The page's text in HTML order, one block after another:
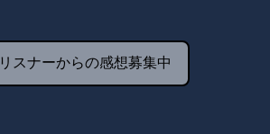
リスナーからの感想募集中